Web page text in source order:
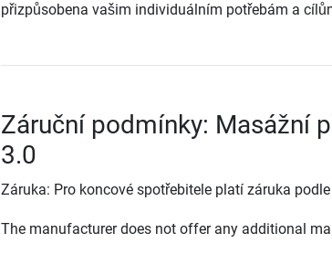
přizpůsobena vašim individuálním potřebám a
Záruční podmínky: Masážní
3.0
Záruka: Pro koncové spotřebitele platí záruka
The manufacturer does not offer any additional